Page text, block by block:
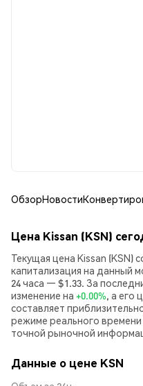
ОбзорНовости
Цена Kissan (KSN)
Текущая цена Kissan (KSN)
капитализация на данный
24 часа — $1.33. За
изменение на +0.00%, а его
составляет
режиме реального
точной рыночной
Данные о цене KSN